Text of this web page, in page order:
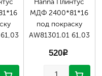
Hanna Плинтус
МДФ 2400*81*16
под покраску
AW81301.01 61,03
520p